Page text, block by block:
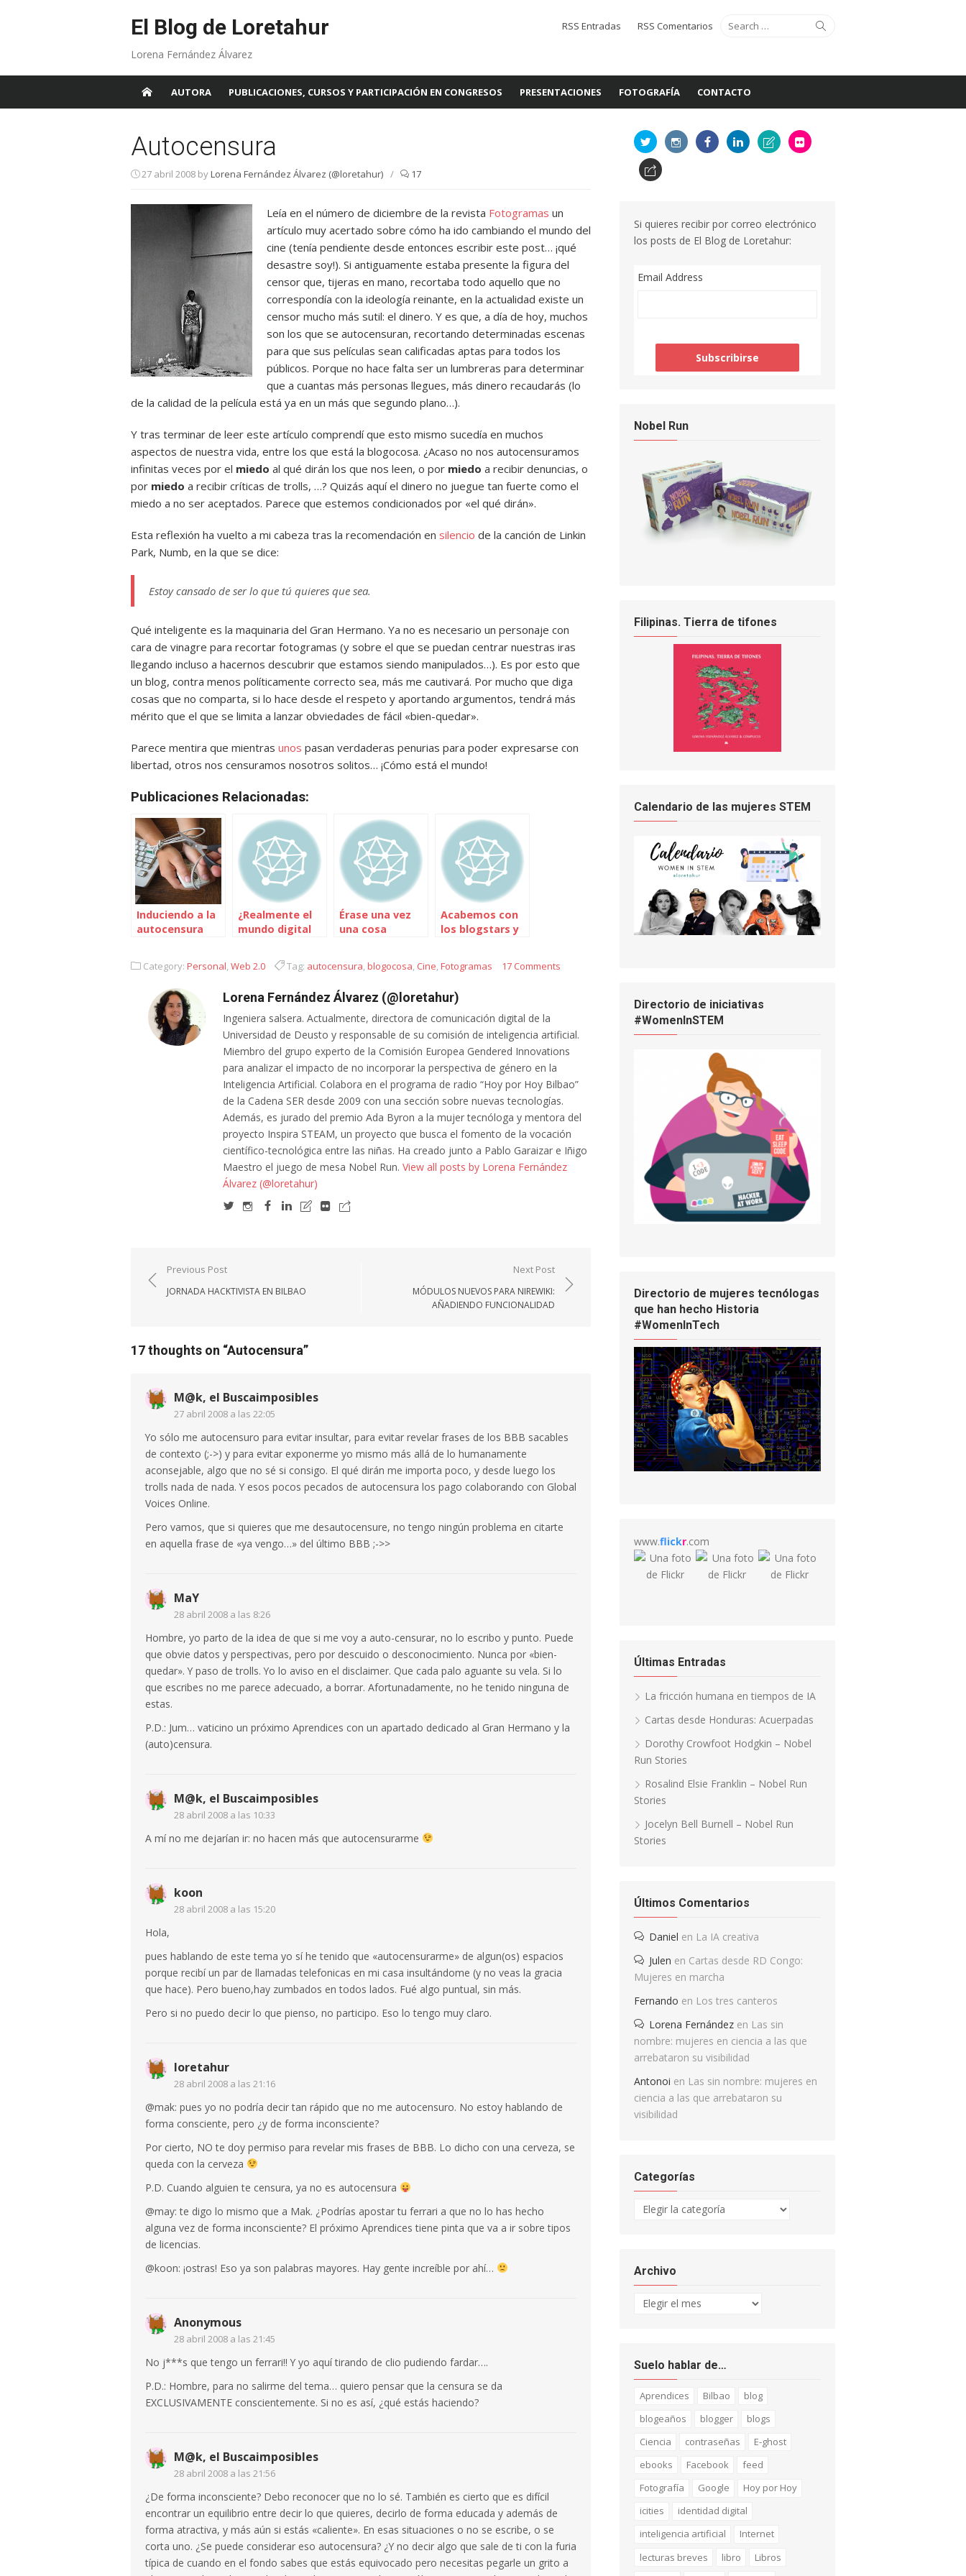
El Blog de Loretahur
Lorena Fernández Álvarez
Search
for:
RSS Entradas RSS Comentarios
AUTORA PUBLICACIONES, CURSOS Y PARTICIPACIÓN EN CONGRESOS PRESENTACIONES FOTOGRAFÍA CONTACTO
Autocensura
27 abril 2008 byLorena Fernández Álvarez (@loretahur) / 17
Leía en el número de diciembre de la revista Fotogramas un
artículo muy acertado sobre cómo ha ido cambiando el mundo del
cine (tenía pendiente desde entonces escribir este post… ¡qué
desastre soy!). Si antiguamente estaba presente la figura del
censor que, tijeras en mano, recortaba todo aquello que no
correspondía con la ideología reinante, en la actualidad existe un
censor mucho más sutil: el dinero. Y es que, a día de hoy, muchos
son los que se autocensuran, recortando determinadas escenas
para que sus películas sean calificadas aptas para todos los
públicos. Porque no hace falta ser un lumbreras para determinar
que a cuantas más personas llegues, más dinero recaudarás (lo
de la calidad de la película está ya en un más que segundo plano…).
Y tras terminar de leer este artículo comprendí que esto mismo sucedía en muchos
aspectos de nuestra vida, entre los que está la blogocosa. ¿Acaso no nos autocensuramos
infinitas veces por el miedo al qué dirán los que nos leen, o por miedo a recibir denuncias, o
por miedo a recibir críticas de trolls, …? Quizás aquí el dinero no juegue tan fuerte como el
miedo a no ser aceptados. Parece que estemos condicionados por «el qué dirán».
Esta reflexión ha vuelto a mi cabeza tras la recomendación en silencio de la canción de Linkin
Park, Numb, en la que se dice:
Estoy cansado de ser lo que tú quieres que sea.
Qué inteligente es la maquinaria del Gran Hermano. Ya no es necesario un personaje con
cara de vinagre para recortar fotogramas (y sobre el que se puedan centrar nuestras iras
llegando incluso a hacernos descubrir que estamos siendo manipulados…). Es por esto que
un blog, contra menos políticamente correcto sea, más me cautivará. Por mucho que diga
cosas que no comparta, si lo hace desde el respeto y aportando argumentos, tendrá más
mérito que el que se limita a lanzar obviedades de fácil «bien-quedar».
Parece mentira que mientras unos pasan verdaderas penurias para poder expresarse con
libertad, otros nos censuramos nosotros solitos… ¡Cómo está el mundo!
Publicaciones Relacionadas:
Induciendo a la
autocensura
¿Realmente el
mundo digital
transposición
del analógico?
Érase una vez
una cosa
Acabemos con
los blogstars y
Category: Personal,Web 2.0 Tag: autocensura,blogocosa, Cine,Fotogramas 17 Comments
Lorena Fernández Álvarez (@loretahur)
Ingeniera salsera. Actualmente, directora de comunicación digital de la
Universidad de Deusto y responsable de su comisión de inteligencia artificial.
Miembro del grupo experto de la Comisión Europea Gendered Innovations
para analizar el impacto de no incorporar la perspectiva de género en la
Inteligencia Artificial. Colabora en el programa de radio “Hoy por Hoy Bilbao”
de la Cadena SER desde 2009 con una sección sobre nuevas tecnologías.
Además, es jurado del premio Ada Byron a la mujer tecnóloga y mentora del
proyecto Inspira STEAM, un proyecto que busca el fomento de la vocación
científico-tecnológica entre las niñas. Ha creado junto a Pablo Garaizar e Iñigo
Maestro el juego de mesa Nobel Run. View all posts by Lorena Fernández
Álvarez (@loretahur)
Navegación
de
Previous Post
JORNADA HACKTIVISTA EN BILBAO
Next Post
MÓDULOS NUEVOS PARA NIREWIKI:
AÑADIENDO FUNCIONALIDAD
17 thoughts on “Autocensura”
M@k, el Buscaimposibles
27 abril 2008 a las 22:05
Yo sólo me autocensuro para evitar insultar, para evitar revelar frases de los BBB sacables
de contexto (;->) y para evitar exponerme yo mismo más allá de lo humanamente
aconsejable, algo que no sé si consigo. El qué dirán me importa poco, y desde luego los
trolls nada de nada. Y esos pocos pecados de autocensura los pago colaborando con Global
Voices Online.
Pero vamos, que si quieres que me desautocensure, no tengo ningún problema en citarte
en aquella frase de «ya vengo…» del último BBB ;->>
MaY
28 abril 2008 a las 8:26
Hombre, yo parto de la idea de que si me voy a auto-censurar, no lo escribo y punto. Puede
que obvie datos y perspectivas, pero por descuido o desconocimiento. Nunca por «bien-
quedar». Y paso de trolls. Yo lo aviso en el disclaimer. Que cada palo aguante su vela. Si lo
que escribes no me parece adecuado, a borrar. Afortunadamente, no he tenido ninguna de
estas.
P.D.: Jum… vaticino un próximo Aprendices con un apartado dedicado al Gran Hermano y la
(auto)censura.
M@k, el Buscaimposibles
28 abril 2008 a las 10:33
A mí no me dejarían ir: no hacen más que autocensurarme
koon
28 abril 2008 a las 15:20
Hola,
pues hablando de este tema yo sí he tenido que «autocensurarme» de algun(os) espacios
porque recibí un par de llamadas telefonicas en mi casa insultándome (y no veas la gracia
que hace). Pero bueno,hay zumbados en todos lados. Fué algo puntual, sin más.
Pero si no puedo decir lo que pienso, no participo. Eso lo tengo muy claro.
loretahur
28 abril 2008 a las 21:16
@mak: pues yo no podría decir tan rápido que no me autocensuro. No estoy hablando de
forma consciente, pero ¿y de forma inconsciente?
Por cierto, NO te doy permiso para revelar mis frases de BBB. Lo dicho con una cerveza, se
queda con la cerveza
P.D. Cuando alguien te censura, ya no es autocensura
@may: te digo lo mismo que a Mak. ¿Podrías apostar tu ferrari a que no lo has hecho
alguna vez de forma inconsciente? El próximo Aprendices tiene pinta que va a ir sobre tipos
de licencias.
@koon: ¡ostras! Eso ya son palabras mayores. Hay gente increíble por ahí…
Anonymous
28 abril 2008 a las 21:45
No j***s que tengo un ferrari!! Y yo aquí tirando de clio pudiendo fardar….
P.D.: Hombre, para no salirme del tema… quiero pensar que la censura se da
EXCLUSIVAMENTE conscientemente. Si no es así, ¿qué estás haciendo?
M@k, el Buscaimposibles
28 abril 2008 a las 21:56
¿De forma inconsciente? Debo reconocer que no lo sé. También es cierto que es difícil
encontrar un equilibrio entre decir lo que quieres, decirlo de forma educada y además de
forma atractiva, y más aún si estás «caliente». En esas situaciones o no se escribe, o se
corta uno. ¿Se puede considerar eso autocensura? ¿Y no decir algo que sale de ti con la furia
típica de cuando en el fondo sabes que estás equivocado pero necesitas pegarle un grito a
Si quieres recibir por correo electrónico
los posts de El Blog de Loretahur:
Email Address
Nobel Run
Filipinas. Tierra de tifones
Calendario de las mujeres STEM
Directorio de iniciativas
#WomenInSTEM
Directorio de mujeres tecnólogas
que han hecho Historia
#WomenInTech
www.flickr.com
Últimas Entradas
La fricción humana en tiempos de IA
Cartas desde Honduras: Acuerpadas
Dorothy Crowfoot Hodgkin – Nobel
Run Stories
Rosalind Elsie Franklin – Nobel Run
Stories
Jocelyn Bell Burnell – Nobel Run
Stories
Últimos Comentarios
Daniel en La IA creativa
Julen en Cartas desde RD Congo:
Mujeres en marcha
Fernando en Los tres canteros
Lorena Fernández en Las sin
nombre: mujeres en ciencia a las que
arrebataron su visibilidad
Antonoi en Las sin nombre: mujeres en
ciencia a las que arrebataron su
visibilidad
Categorías
Categorías
Archivo
Archivo
Suelo hablar de…
Aprendices Bilbao
blog
blogeaños
blogger
blogs
Ciencia
contraseñas
E-ghost
ebooks
Facebook
feed
Fotografía
Google
Hoy por Hoy
icities
identidad digital
inteligencia artificial
Internet
lecturas breves
libro
Libros